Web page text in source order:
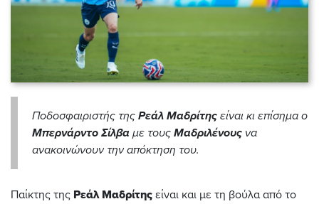
Ποδοσφαιριστής της Ρεάλ Μαδρίτης είναι κι επίσημα ο
Μπερνάρντο Σίλβα με τους Μαδριλένους να
ανακοινώνουν την απόκτηση του.
Παίκτης της Ρεάλ Μαδρίτης είναι και με τη βούλα από το